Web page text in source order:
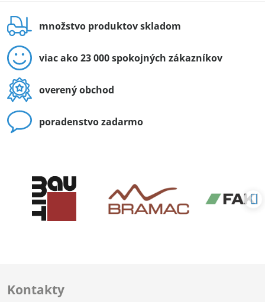
množstvo produktov skladom
viac ako 23 000 spokojných zákazníkov
overený obchod
poradenstvo zadarmo
Kontakty